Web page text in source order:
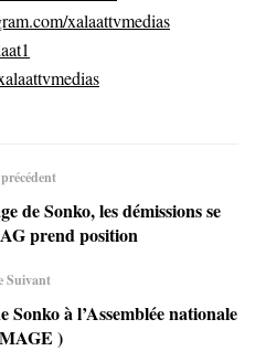
xalaattvmedias
de Sonko, les démissions se
prend position
Suivant
Sonko à l’Assemblée nationale
)